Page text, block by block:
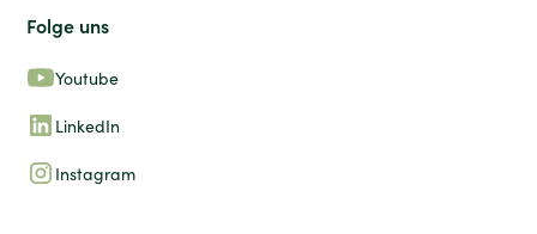
Folge uns
Youtube
LinkedIn
Instagram